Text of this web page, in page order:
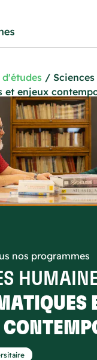
/
et enjeux
nos programmes